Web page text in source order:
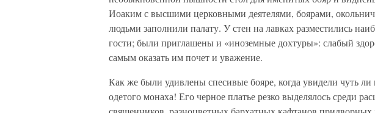
Иоаким с высшими церковными деятелями, боярами,
людьми заполнили палату. У стен на лавках разместились
гости; были приглашены и «иноземные дохтуры»: слабый
самым оказать им почет и уважение.
Как же были удивлены спесивые бояре, когда увидели чуть ли
одетого монаха! Его черное платье резко выделялось среди